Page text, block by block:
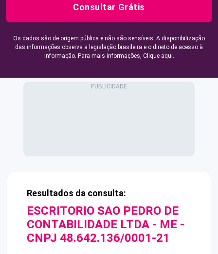
Consultar Grátis
Os dados são de origem pública e não são sensíveis. A disponibilização
das informações observa a legislação brasileira e o direito de acesso à
informação. Para mais informações, Clique aqui.
Resultados da consulta:
ESCRITORIO SAO PEDRO DE
CONTABILIDADE LTDA - ME -
CNPJ 48.642.136/0001-21